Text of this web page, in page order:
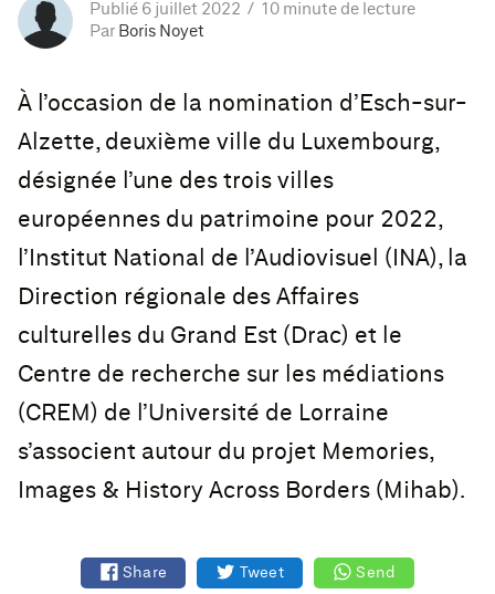
Publié 6 juillet 2022
10 minute de lecture
Par Boris Noyet
À l’occasion de la nomination d’Esch-sur-
Alzette, deuxième ville du Luxembourg,
désignée l’une des trois villes
européennes du patrimoine pour 2022,
l’Institut National de l’Audiovisuel (INA), la
Direction régionale des Affaires
culturelles du Grand Est (Drac) et le
Centre de recherche sur les médiations
(CREM) de l’Université de Lorraine
s’associent autour du projet Memories,
Images & History Across Borders (Mihab).
L’initiative Mihab remixe 150 archives
Share Tweet Send